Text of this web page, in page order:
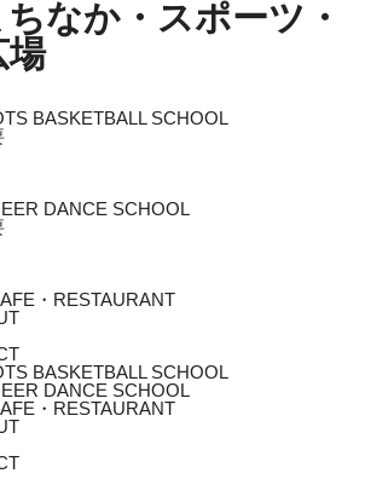
BASKETBALL SCHOOL
DANCE SCHOOL
・RESTAURANT
BASKETBALL SCHOOL
DANCE SCHOOL
・RESTAURANT